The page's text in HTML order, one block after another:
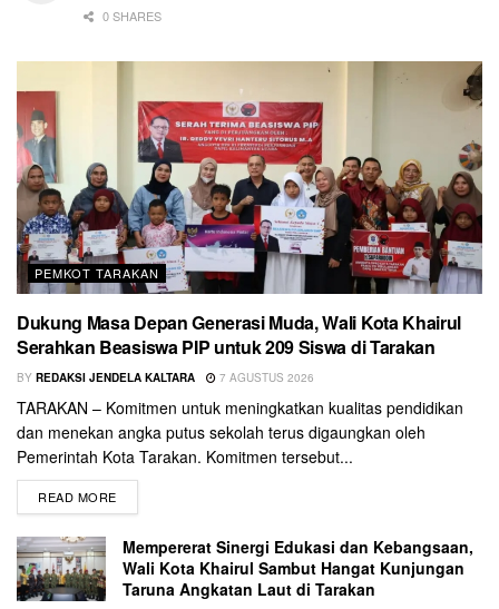
0 SHARES
PEMKOT TARAKAN
Dukung Masa Depan Generasi Muda, Wali Kota Khairul
Serahkan Beasiswa PIP untuk 209 Siswa di Tarakan
BY REDAKSI JENDELA KALTARA 7 AGUSTUS 2026
TARAKAN – Komitmen untuk meningkatkan kualitas pendidikan
dan menekan angka putus sekolah terus digaungkan oleh
Pemerintah Kota Tarakan. Komitmen tersebut...
READ MORE
Mempererat Sinergi Edukasi dan Kebangsaan,
Wali Kota Khairul Sambut Hangat Kunjungan
Taruna Angkatan Laut di Tarakan